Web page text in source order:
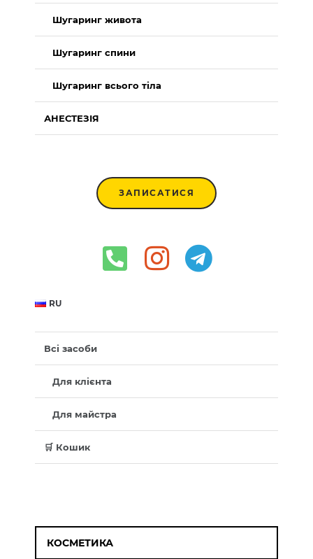
Шугаринг живота
Шугаринг спини
Шугаринг всього тіла
АНЕСТЕЗІЯ
ЗАПИСАТИСЯ
RU
Всі засоби
Для клієнта
Для майстра
🛒 Кошик
КОСМЕТИКА